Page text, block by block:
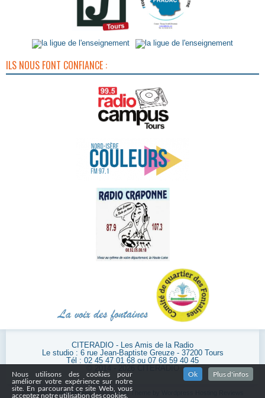
ILS NOUS FONT CONFIANCE :
CITERADIO - Les Amis de la Radio
Le studio : 6 rue Jean-Baptiste Greuze - 37200 Tours
Tél : 02 45 47 01 68 ou 07 68 59 40 45
Powered byWordPress| Wordpress Theme by
Nous utilisons des cookies pour
améliorer votre expérience sur notre
site. En parcourant ce site Web, vous
acceptez notre utilisation des cookies.
Ok Plus d'infos